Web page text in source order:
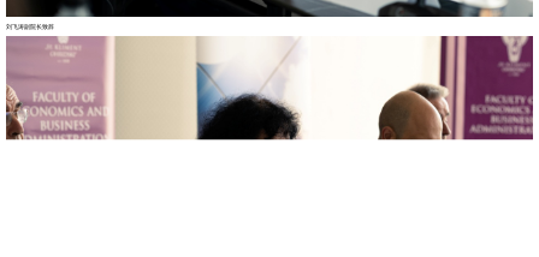
刘飞涛副院长致辞